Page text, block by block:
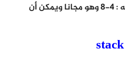
الأعمار المناسبة لاستخدامه : 4-8 وهو مجانا ويمكن أن